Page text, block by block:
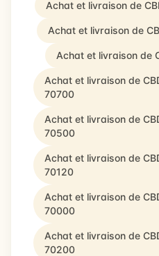
Achat et livraison de
Achat et livraison de
Achat et livraison de
Achat et livraison de
70700
Achat et livraison de
70500
Achat et livraison de
70120
Achat et livraison de
70000
Achat et livraison de
70200